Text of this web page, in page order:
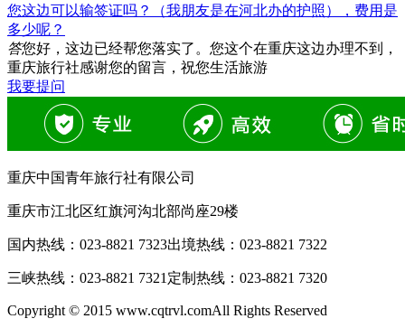
您这边可以输签证吗？（我朋友是在河北办的护照），费用是
多少呢？
答您好，这边已经帮您落实了。您这个在重庆这边办理不到，
重庆旅行社感谢您的留言，祝您生活旅游
我要提问
重庆中国青年旅行社有限公司
重庆市江北区红旗河沟北部尚座29楼
国内热线： 023-8821 7323出境热线： 023-8821 7322
三峡热线： 023-8821 7321 定制热线： 023-8821 7320
Copyright © 2015 www.cqtrvl.comAll Rights Reserved